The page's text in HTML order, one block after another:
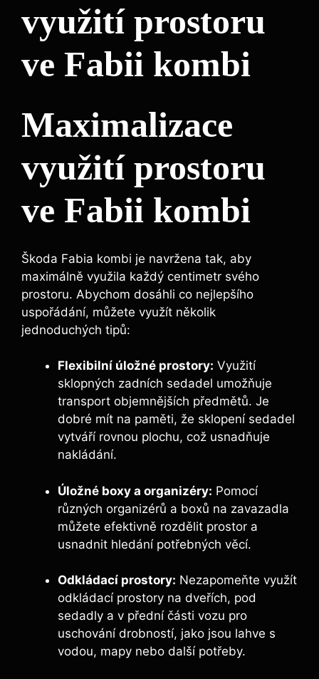
využití prostoru
ve Fabii kombi
Maximalizace
využití prostoru
ve Fabii kombi
Škoda Fabia kombi je navržena tak, aby
maximálně využila každý centimetr svého
prostoru. Abychom dosáhli co nejlepšího
uspořádání, můžete využít několik
jednoduchých tipů:
Flexibilní úložné prostory: Využití
sklopných zadních sedadel umožňuje
transport objemnějších předmětů. Je
dobré mít na paměti, že sklopení sedadel
vytváří rovnou plochu, což usnadňuje
nakládání.
Úložné boxy a organizéry: Pomocí
různých organizérů a boxů na zavazadla
můžete efektivně rozdělit prostor a
usnadnit hledání potřebných věcí.
Odkládací prostory: Nezapomeňte využít
odkládací prostory na dveřích, pod
sedadly a v přední části vozu pro
uschování drobností, jako jsou lahve s
vodou, mapy nebo další potřeby.